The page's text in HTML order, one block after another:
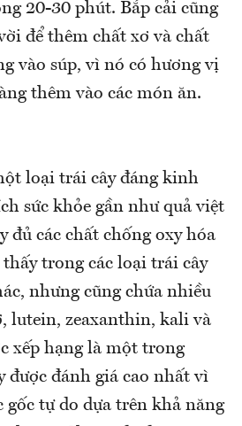
20-30 phút. Bắp cải cũng
để thêm chất xơ và chất
vào súp, vì nó có hương vị
thêm vào các món ăn.
loại trái cây đáng kinh
sức khỏe gần như quả việt
đủ các chất chống oxy hóa
trong các loại trái cây
nhưng cũng chứa nhiều
lutein, zeaxanthin, kali và
xếp hạng là một trong
được đánh giá cao nhất vì
gốc tự do dựa trên khả năng